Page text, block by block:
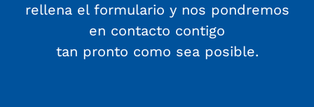
rellena el formulario y nos pondremos
en contacto contigo
tan pronto como sea posible.